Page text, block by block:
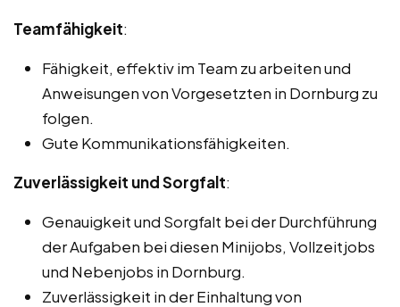
Teamfähigkeit:
Fähigkeit, effektiv im Team zu arbeiten und
Anweisungen von Vorgesetzten in Dornburg zu
folgen.
Gute Kommunikationsfähigkeiten.
Zuverlässigkeit und Sorgfalt:
Genauigkeit und Sorgfalt bei der Durchführung
der Aufgaben bei diesen Minijobs, Vollzeitjobs
und Nebenjobs in Dornburg.
Zuverlässigkeit in der Einhaltung von